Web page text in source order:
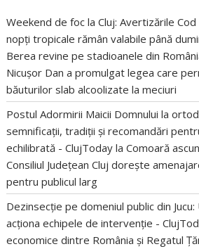
Weekend de foc la Cluj: Avertizările Cod
nopți tropicale rămân valabile până
Berea revine pe stadioanele din
Nicușor Dan a promulgat legea care
băuturilor slab alcoolizate la meciuri
Postul Adormirii Maicii Domnului la
semnificații, tradiții și recomandări
echilibrată - ClujToday laComoară
Consiliul Județean Cluj dorește
pentru publicul larg
Dezinsecție pe domeniul public din
acționa echipele de intervenție -
economice dintre România și Regatul